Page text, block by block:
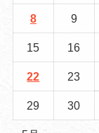
8 9
15 16
22 23
29 30